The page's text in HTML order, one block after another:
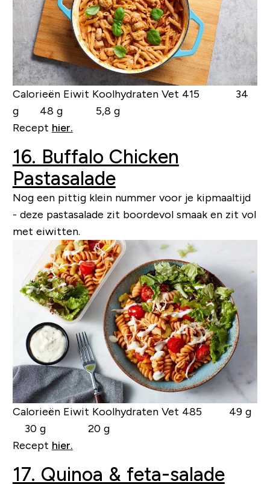
Calorieën Eiwit Koolhydraten Vet 415 34
g 48 g 5,8 g
Recept hier.
16. Buffalo Chicken
Pastasalade
Nog een pittig klein nummer voor je kipmaaltijd
- deze pastasalade zit boordevol smaak en zit vol
met eiwitten.
Calorieën Eiwit Koolhydraten Vet 485 49 g
30 g 20 g
Recept hier.
17. Quinoa & feta-salade